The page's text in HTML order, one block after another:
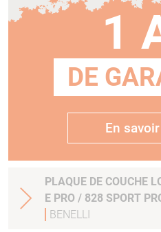
1
DE
En
PLAQUE DE COUCHE
E PRO / 828 SPORT
BENELLI